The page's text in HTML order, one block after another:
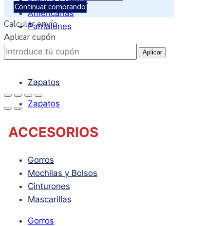
Americanas
Pantalones
CALZADO
Zapatos
Zapatos
ACCESORIOS
Gorros
Mochilas y Bolsos
Cinturones
Mascarillas
Gorros
Continuar comprando
Calcular envío
Aplicar cupón
Aplicar